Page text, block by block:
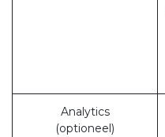
Analytics
(optioneel)